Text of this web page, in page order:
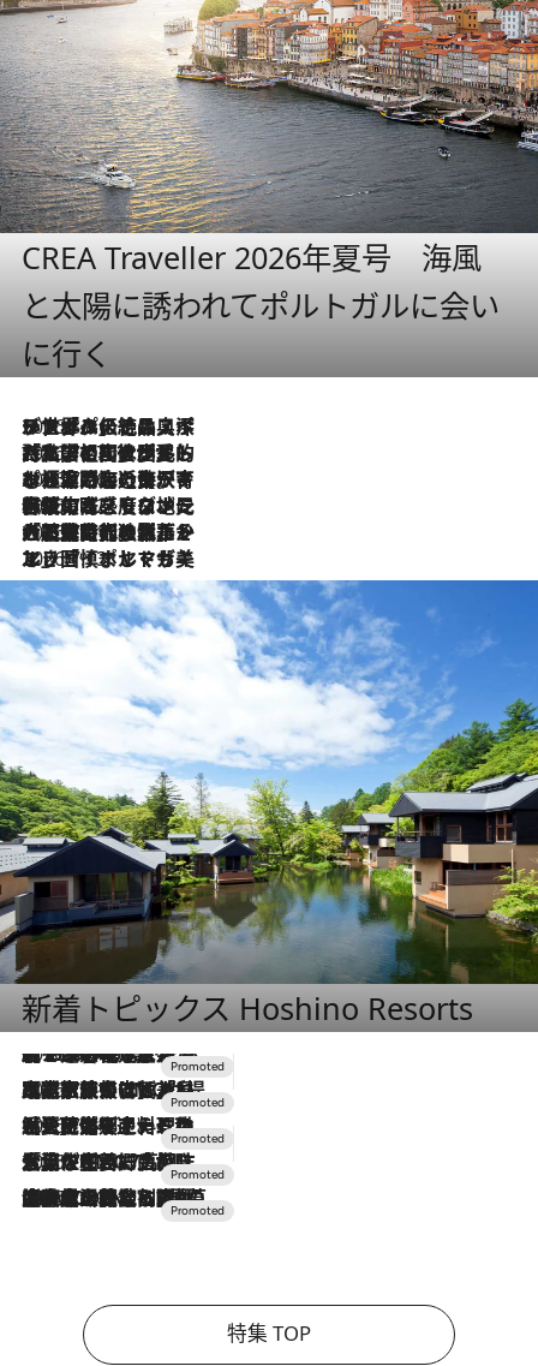
CREA Traveller 2026年夏号 海風
と太陽に誘われてポルトガルに会い
に行く
2026.8.8
リスボンの絶品スイーツ「パステル・デ・ナタ」とは？ポルトガル伝統の奥深い世界へ
2026.7.27
「私の祖国はポルトガル語です」国民的詩人フェルナンド・ペソアと、彼が愛した文学の街を歩く
2026.7.26
ポルトガル近海が育む極上の海の幸。キリリと冷えた白ワインと愉しむ、シーフード専門店の贅沢
2026.7.22
伝統の味をモダンに昇華。高感度な地元客が集う、リスボンの最旬ガストロノミー
2026.7.21
大航海時代の栄華から、震災、独裁、そして革命へ。ポルトガル・首都リスボンの石畳に刻まれた「歴史の光と影」
2026.7.13
エッセイ・ヤマザキマリ「慎ましくも美しき国 ポルトガル」
新着トピックス Hoshino Resorts
2026.8.7
【トンボの足水浴】ヒノキの香りに包まれて涼感マックス！約13℃の湧水かけ流しを避暑地「星野温泉 トンボの湯」で体験
2026.7.31
【ホテル帰省】という選択肢をOMOが提案。家族とほどよい距離を保つには「昼は実家、夜は気兼ねなくホテルで！」
2026.7.24
【夏限定ディナーコース】旬を迎える稚鮎や花ズッキーニなどをイタリア・トスカーナの郷土料理の手法で満喫！
2026.7.17
「土佐和ハーブかき氷」がOMO7高知に登場！生姜、山椒、大葉など目にも舌にも涼を呼ぶ郷土の味
2026.7.10
NEW OPEN！【界 草津】名湯の地に誕生。趣の異なる2種の温泉と上州ならではの会席・蕎麦割烹など美食を味わう究極の癒やし旅
特集 TOP